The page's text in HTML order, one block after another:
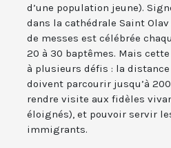
d’une population jeune).
dans la cathédrale Saint
de messes est célébrée
20 à 30 baptêmes. Mais
à plusieurs défis : la
doivent parcourir jusqu’à
rendre visite aux fidèles
éloignés), et pouvoir servir
immigrants.